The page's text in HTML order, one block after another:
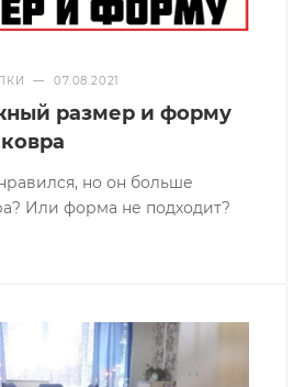
— 07.08.2021
размер и форму
но он больше
Или форма не подходит?